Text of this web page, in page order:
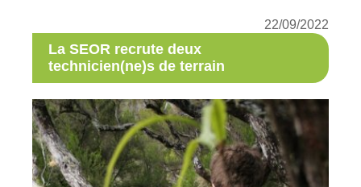
22/09/2022
La SEOR recrute deux
technicien(ne)s de terrain